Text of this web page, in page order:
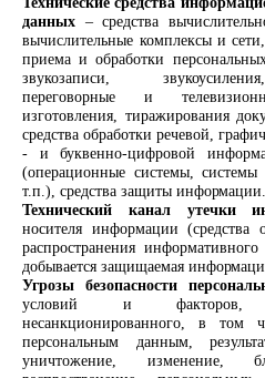
данных – средства
вычислительные комплексы и
приема и обработки
звукозаписи,
переговорные и
изготовления, тиражирования
средства обработки речевой,
- и буквенно-цифровой
(операционные системы,
т.п.), средства защитыинформации.
Технический канал утечки
носителя информации (средства
распространения
добывается защищаемая
Угрозы безопасности
условий и факторов,
несанкционированного, в том
персональным данным,
уничтожение, изменение,